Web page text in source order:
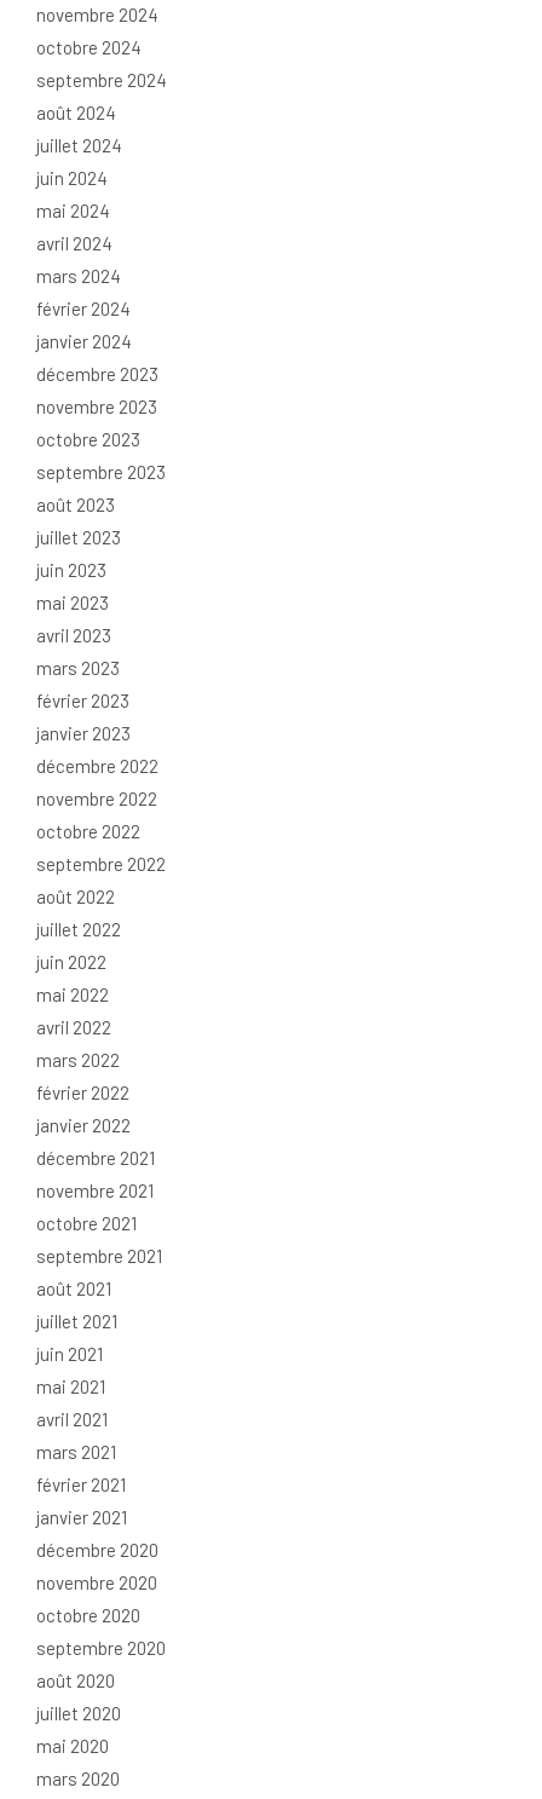
novembre 2024
octobre 2024
septembre 2024
août 2024
juillet 2024
juin 2024
mai 2024
avril 2024
mars 2024
février 2024
janvier 2024
décembre 2023
novembre 2023
octobre 2023
septembre 2023
août 2023
juillet 2023
juin 2023
mai 2023
avril 2023
mars 2023
février 2023
janvier 2023
décembre 2022
novembre 2022
octobre 2022
septembre 2022
août 2022
juillet 2022
juin 2022
mai 2022
avril 2022
mars 2022
février 2022
janvier 2022
décembre 2021
novembre 2021
octobre 2021
septembre 2021
août 2021
juillet 2021
juin 2021
mai 2021
avril 2021
mars 2021
février 2021
janvier 2021
décembre 2020
novembre 2020
octobre 2020
septembre 2020
août 2020
juillet 2020
mai 2020
mars 2020